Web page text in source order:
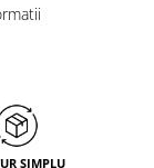
SIMPLU